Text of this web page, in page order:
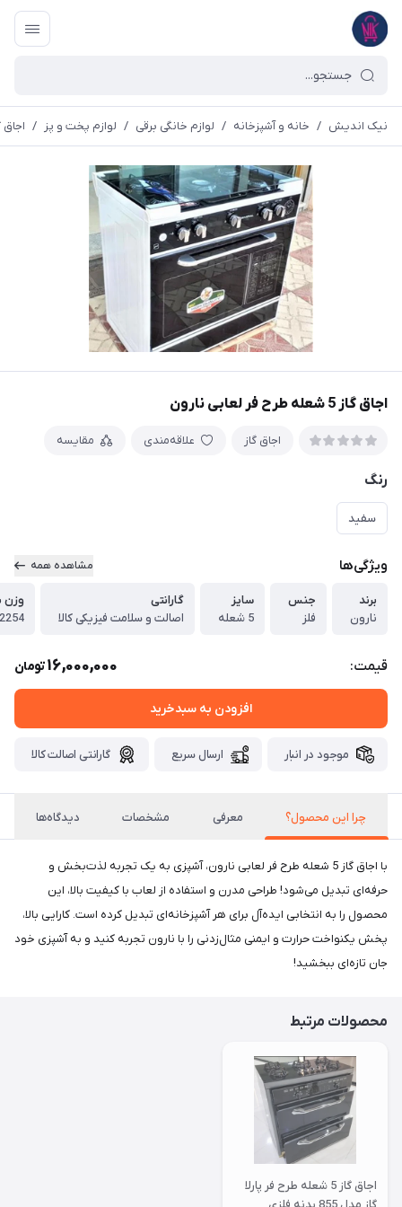
نیک اندیش / خانه و آشپزخانه / لوازم خانگی برقی / لوازم پخت و پز / اجاق
اجاق گاز 5 شعله طرح فر لعابی نارون
اجاق گاز علاقه‌مندی مقایسه
رنگ
سفید
ویژگی‌ها مشاهده همه
برند
نارون
جنس
فلز
سایز
5 شعله
گارانتی
اصالت و سلامت فیزیکی کالا
وزن
قیمت: 16,000,000تومان
افزودن به سبدخرید
موجود در انبار ارسال سریع گارانتی اصالت کالا
چرا این محصول؟ معرفی مشخصات دیدگاه‌ها
با اجاق گاز 5 شعله طرح فر لعابی نارون، آشپزی به یک تجربه لذت‌بخش و
حرفه‌ای تبدیل می‌شود! طراحی مدرن و استفاده از لعاب با کیفیت بالا، این
محصول را به انتخابی ایده‌آل برای هر آشپزخانه‌ای تبدیل کرده است. کارایی بالا،
پخش یکنواخت حرارت و ایمنی مثال‌زدنی را با نارون تجربه کنید و به آشپزی خود
جان تازه‌ای ببخشید!
محصولات مرتبط
اجاق گاز 5 شعله طرح فر پارلا